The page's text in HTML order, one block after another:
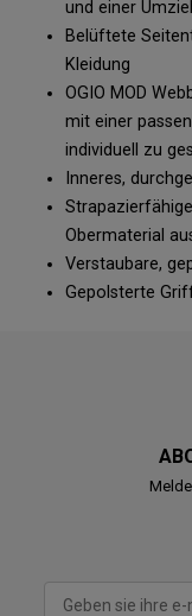
und einer
Belüftete
Kleidung
OGIO MOD
mit einer
individuell zu
Inneres,
Obermaterial
Verstaubare,
Gepolsterte